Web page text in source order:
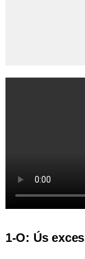
1-O: Ús